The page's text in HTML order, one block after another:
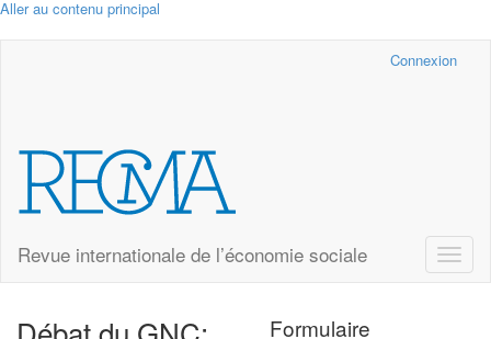
Aller au contenu principal
Connexion
Revue internationale de l’économie sociale
Toggle
Formulaire